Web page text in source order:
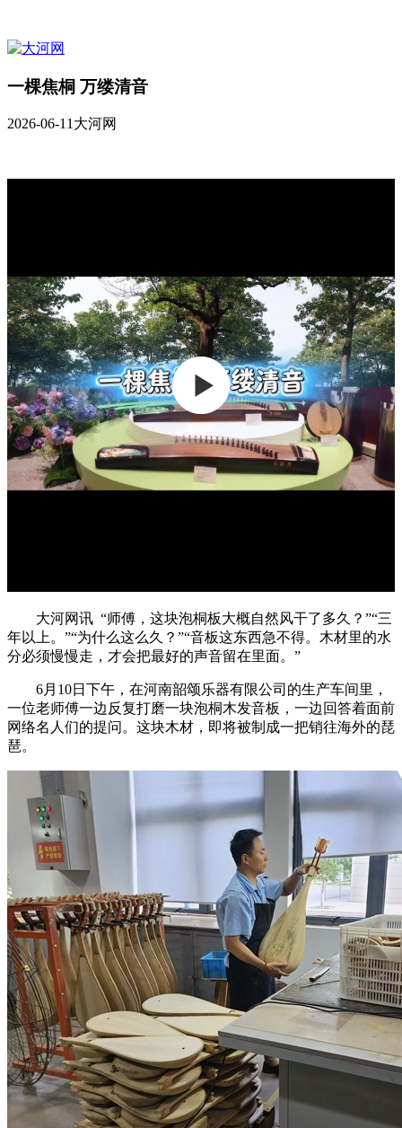
一棵焦桐 万缕清音
2026-06-11大河网
大河网讯 “师傅，这块泡桐板大概自然风干了多久？”“三
年以上。”“为什么这么久？”“音板这东西急不得。木材里的水
分必须慢慢走，才会把最好的声音留在里面。”
6月10日下午，在河南韶颂乐器有限公司的生产车间里，
一位老师傅一边反复打磨一块泡桐木发音板，一边回答着面前
网络名人们的提问。这块木材，即将被制成一把销往海外的琵
琶。